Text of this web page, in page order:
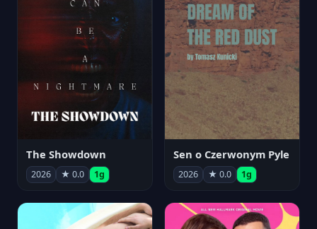
The Showdown
2026 ★ 0.0 1g
Sen o Czerwonym Pyle
2026 ★ 0.0 1g